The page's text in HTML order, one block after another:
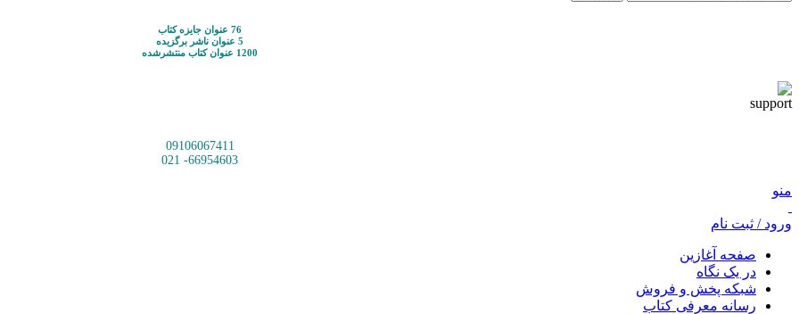
76 عنوان جایزه کتاب
5 عنوان ناشر برگزیده
1200 عنوان کتاب منتشرشده
09106067411
66954603- 021
منو
ورود / ثبت نام
صفحه آغازین
در یک نگاه
شبکه پخش و فروش
رسانه معرفی کتاب